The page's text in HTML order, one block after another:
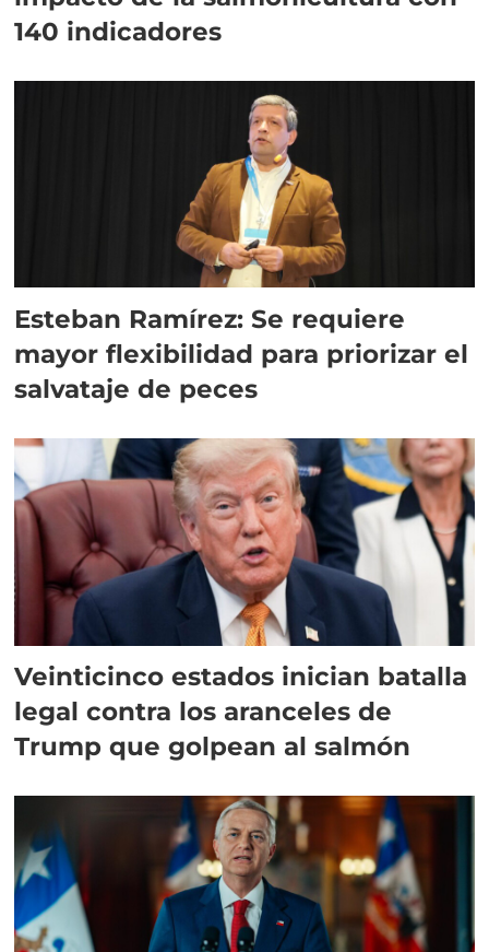
140 indicadores
Esteban Ramírez: Se requiere
mayor flexibilidad para priorizar el
salvataje de peces
Veinticinco estados inician batalla
legal contra los aranceles de
Trump que golpean al salmón